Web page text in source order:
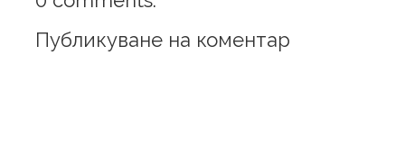
Публикуване на коментар